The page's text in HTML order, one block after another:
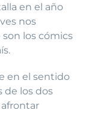
en el año
nos
los cómics
en el sentido
de los dos